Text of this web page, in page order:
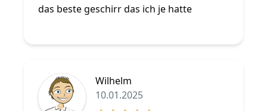
das beste geschirr das ich je hatte
Wilhelm
10.01.2025